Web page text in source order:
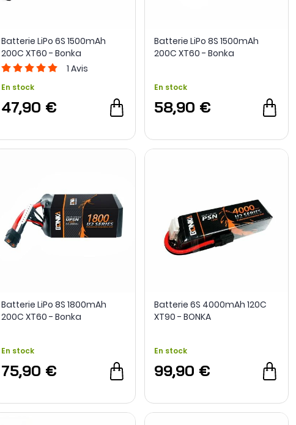
Batterie LiPo 6S 1500mAh
200C XT60 - Bonka
1 Avis
En stock
47,90 €
Batterie LiPo 8S 1500mAh
200C XT60 - Bonka
En stock
58,90 €
Batterie LiPo 8S 1800mAh
200C XT60 - Bonka
En stock
75,90 €
Batterie 6S 4000mAh 120C
XT90 - BONKA
En stock
99,90 €